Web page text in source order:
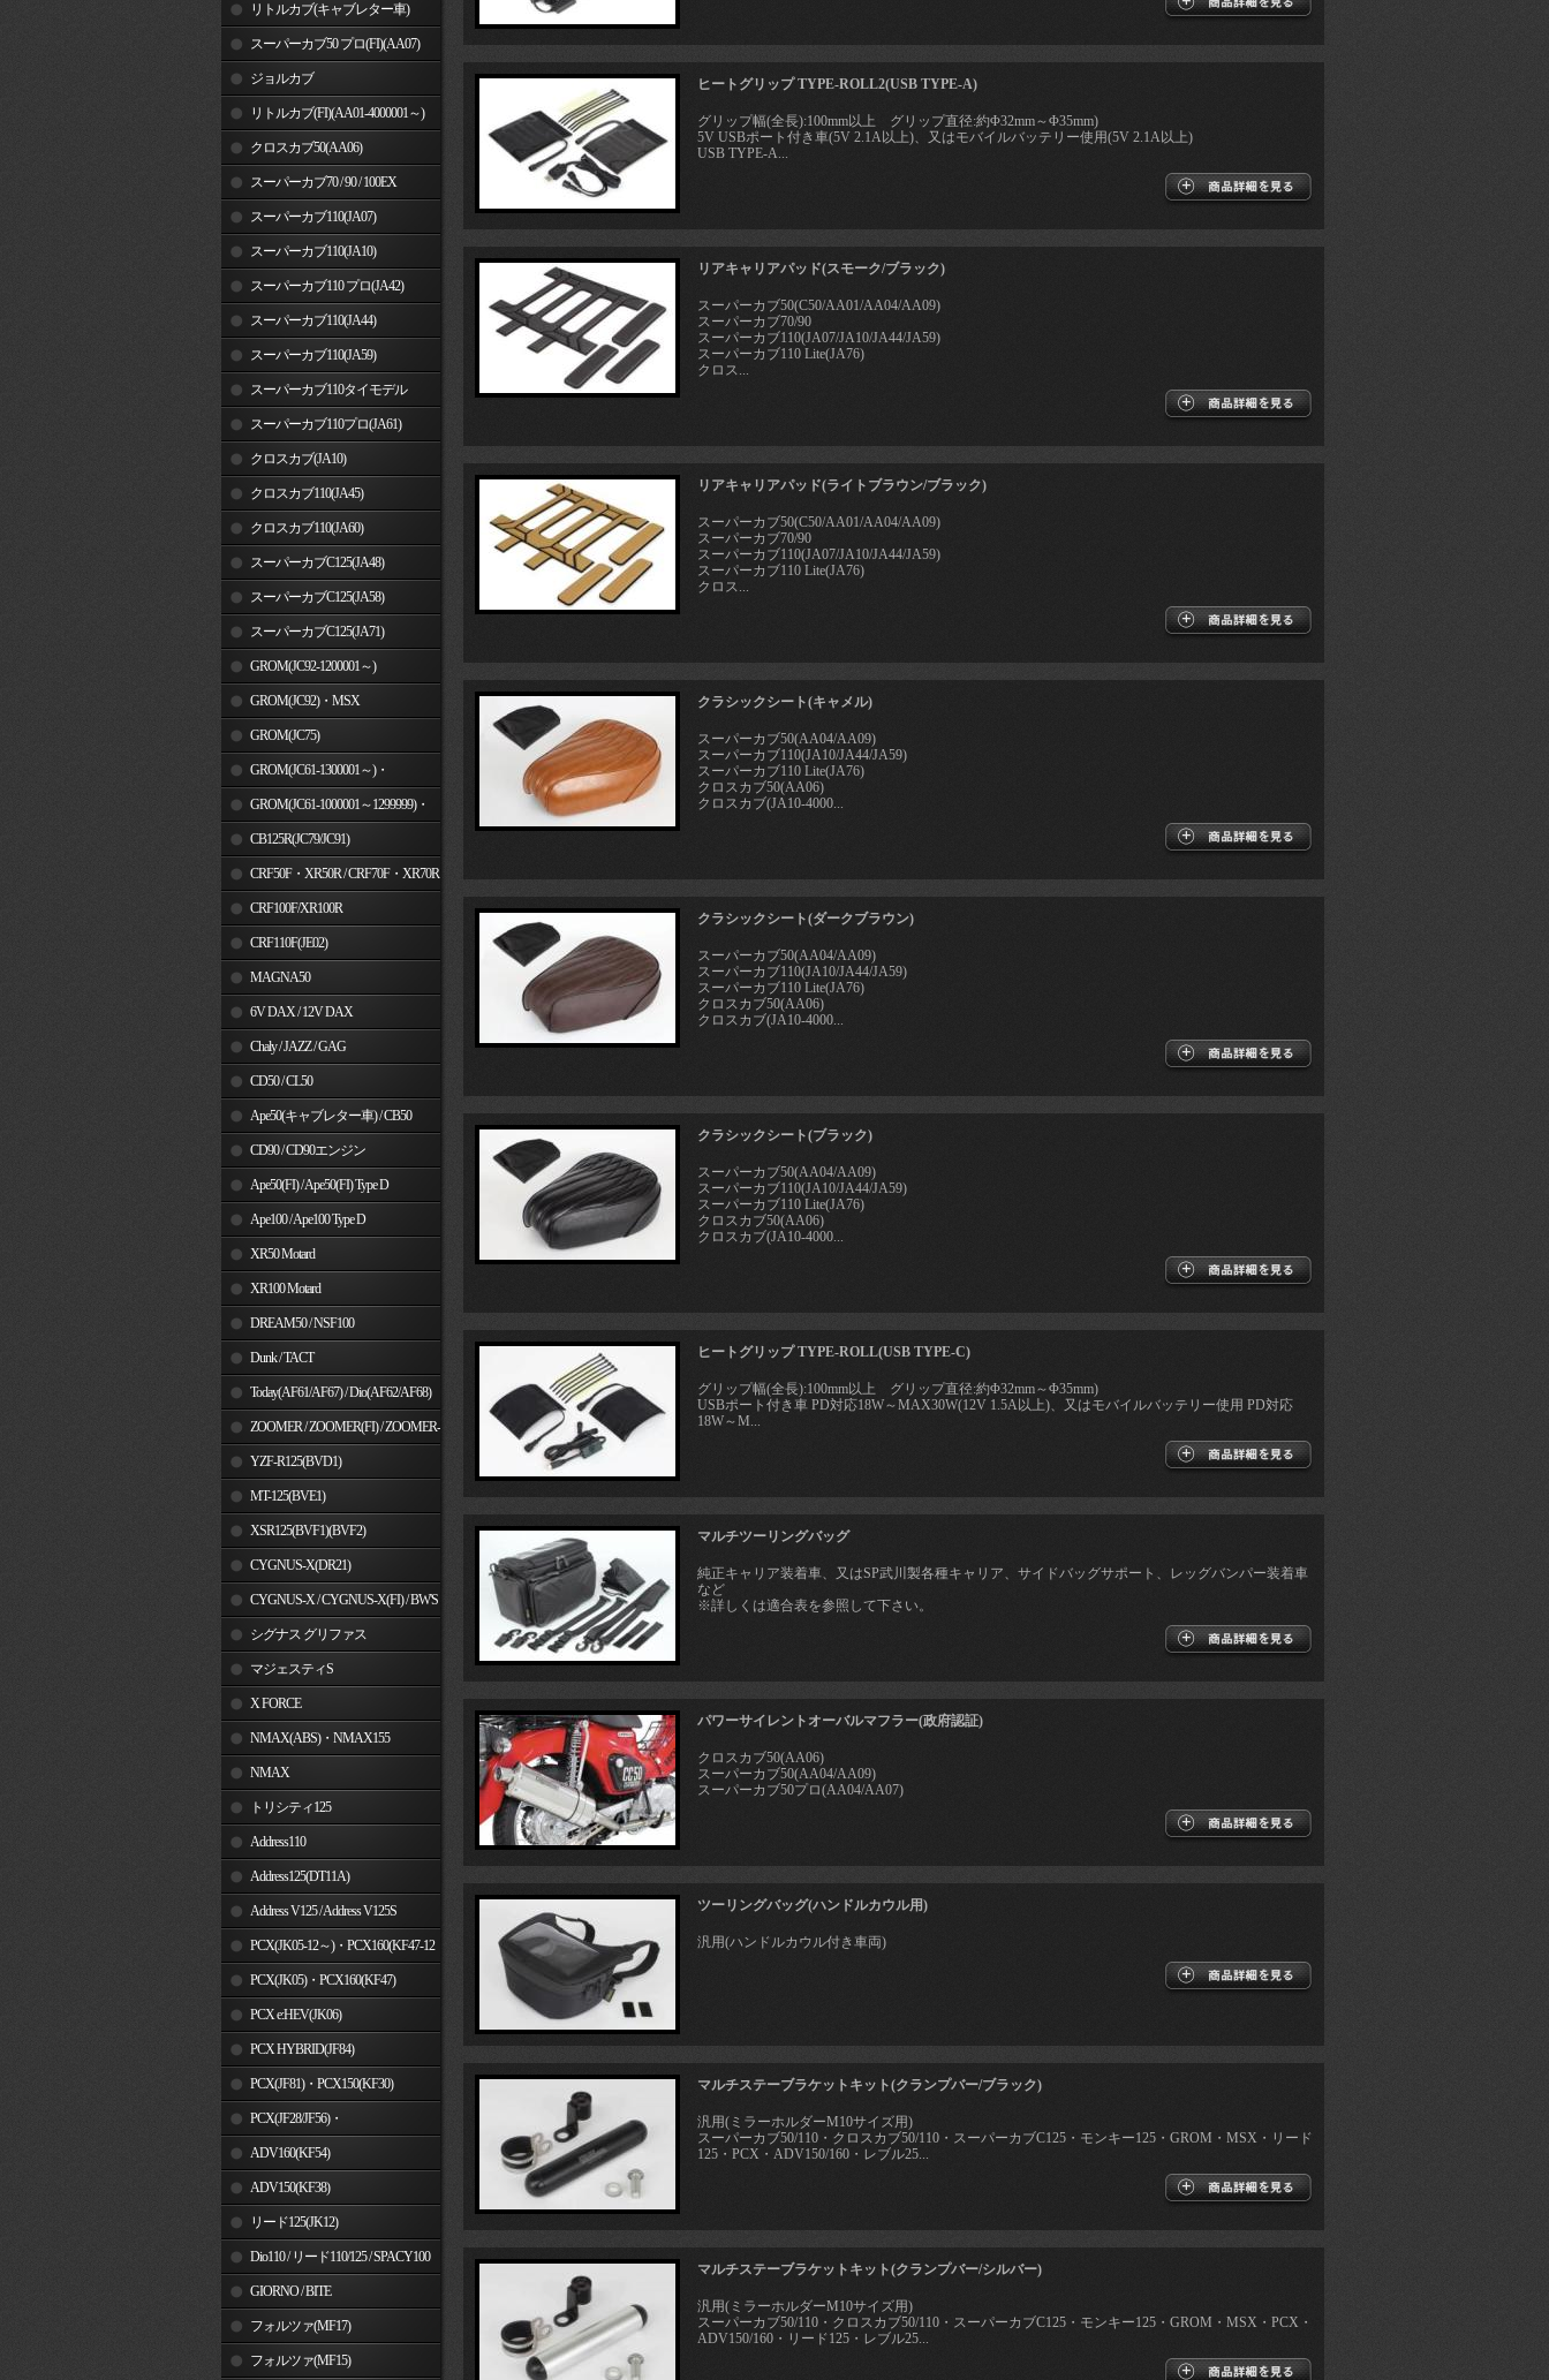
リトルカブ(キャブレター車)
スーパーカブ50 プロ(FI)(AA07)
ジョルカブ
リトルカブ(FI)(AA01-4000001～)
クロスカブ50(AA06)
スーパーカブ70 / 90 / 100EX
スーパーカブ110(JA07)
スーパーカブ110(JA10)
スーパーカブ110 プロ(JA42)
スーパーカブ110(JA44)
スーパーカブ110(JA59)
スーパーカブ110タイモデル
(MLHJA56)
スーパーカブ110プロ(JA61)
クロスカブ(JA10)
クロスカブ110(JA45)
クロスカブ110(JA60)
スーパーカブC125(JA48)
スーパーカブC125(JA58)
スーパーカブC125(JA71)
GROM(JC92-1200001～)
GROM(JC92)・MSX
GROM(MLHJC92)
GROM(JC75)
GROM(JC61-1300001～)・
MSX125SF
GROM(JC61-1000001～1299999)・
MSX125CB125R(JC79/JC91)
CRF50F・XR50R / CRF70F・XR70R
CRF100F/XR100R
CRF110F(JE02)
MAGNA50
6V DAX / 12V DAX
Chaly / JAZZ / GAG
CD50 / CL50
Ape50(キャブレター車) / CB50
CD90 / CD90エンジン
Ape50(FI) / Ape50(FI) Type D
Ape100 / Ape100 Type D
XR50 Motard
XR100 Motard
DREAM50 / NSF100
Dunk / TACT
Today(AF61/AF67) / Dio(AF62/AF68)
ZOOMER / ZOOMER(FI) / ZOOMER-
YZF-R125(BVD1)
MT-125(BVE1)
XSR125(BVF1)(BVF2)
CYGNUS-X(DR21)
CYGNUS-X / CYGNUS-X(FI) / BW'S
125 シグナス グリファス
マジェスティS
X FORCE
NMAX(ABS)・NMAX155
NMAX
トリシティ125
Address110
Address125(DT11A)
Address V125 / Address V125S
PCX(JK05-12～)・PCX160(KF47-12
～) PCX(JK05)・PCX160(KF47)
PCX e:HEV(JK06)
PCX HYBRID(JF84)
PCX(JF81)・PCX150(KF30)
PCX(JF28/JF56)・
PCX150(KF12/KF18)
ADV160(KF54)
ADV150(KF38)
リード125(JK12)
Dio110 / リード110/125 / SPACY100
GIORNO / BITE
フォルツァ(MF17)
フォルツァ(MF15)
ヒートグリップ TYPE-ROLL2(USB TYPE-A)
グリップ幅(全長):100mm以上 グリップ直径:約Φ32mm～Φ35mm)
5V USBポート付き車(5V 2.1A以上)、又はモバイルバッテリー使用(5V 2.1A以上)
USB TYPE-A...
リアキャリアパッド(スモーク/ブラック)
スーパーカブ50(C50/AA01/AA04/AA09)
スーパーカブ70/90
スーパーカブ110(JA07/JA10/JA44/JA59)
スーパーカブ110 Lite(JA76)
クロス...
リアキャリアパッド(ライトブラウン/ブラック)
スーパーカブ50(C50/AA01/AA04/AA09)
スーパーカブ70/90
スーパーカブ110(JA07/JA10/JA44/JA59)
スーパーカブ110 Lite(JA76)
クロス...
クラシックシート(キャメル)
スーパーカブ50(AA04/AA09)
スーパーカブ110(JA10/JA44/JA59)
スーパーカブ110 Lite(JA76)
クロスカブ50(AA06)
クロスカブ(JA10-4000...
クラシックシート(ダークブラウン)
スーパーカブ50(AA04/AA09)
スーパーカブ110(JA10/JA44/JA59)
スーパーカブ110 Lite(JA76)
クロスカブ50(AA06)
クロスカブ(JA10-4000...
クラシックシート(ブラック)
スーパーカブ50(AA04/AA09)
スーパーカブ110(JA10/JA44/JA59)
スーパーカブ110 Lite(JA76)
クロスカブ50(AA06)
クロスカブ(JA10-4000...
ヒートグリップ TYPE-ROLL(USB TYPE-C)
グリップ幅(全長):100mm以上 グリップ直径:約Φ32mm～Φ35mm)
USBポート付き車 PD対応18W～MAX30W(12V 1.5A以上)、又はモバイルバッテリー使用 PD対応
18W～M...
マルチツーリングバッグ
純正キャリア装着車、又はSP武川製各種キャリア、サイドバッグサポート、レッグバンパー装着車
など
※詳しくは適合表を参照して下さい。
パワーサイレントオーバルマフラー(政府認証)
クロスカブ50(AA06)
スーパーカブ50(AA04/AA09)
スーパーカブ50プロ(AA04/AA07)
ツーリングバッグ(ハンドルカウル用)
汎用(ハンドルカウル付き車両)
マルチステーブラケットキット(クランプバー/ブラック)
汎用(ミラーホルダーM10サイズ用)
スーパーカブ50/110・クロスカブ50/110・スーパーカブC125・モンキー125・GROM・MSX・リード
125・PCX・ADV150/160・レブル25...
マルチステーブラケットキット(クランプバー/シルバー)
汎用(ミラーホルダーM10サイズ用)
スーパーカブ50/110・クロスカブ50/110・スーパーカブC125・モンキー125・GROM・MSX・PCX・
ADV150/160・リード125・レブル25...